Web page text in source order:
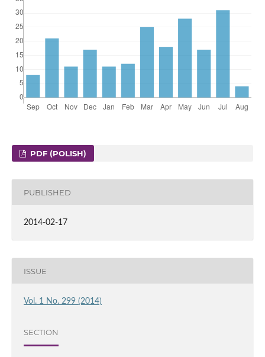
PDF (POLISH)
PUBLISHED
2014-02-17
ISSUE
Vol. 1 No. 299 (2014)
SECTION